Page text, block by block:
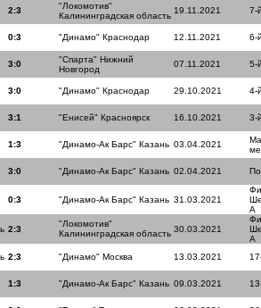
2:3
"Локомотив"
Калининградская область
19.11.2021 7-
0:3 "Динамо" Краснодар 12.11.2021 6-
3:0
"Спарта" Нижний
Новгород
07.11.2021 5-
3:0 "Динамо" Краснодар 29.10.2021 4-
3:1 "Енисей" Красноярск 16.10.2021 3-
1:3 "Динамо-Ак Барс" Казань 03.04.2021
3:0 "Динамо-Ак Барс" Казань 02.04.2021
0:3 "Динамо-Ак Барс" Казань 31.03.2021
А
2:3
"Локомотив"
Калининградская область 30.03.2021
А
2:3 "Динамо" Москва 13.03.2021
1:3 "Динамо-Ак Барс" Казань 09.03.2021